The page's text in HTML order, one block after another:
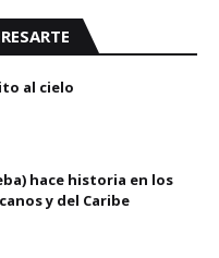
al cielo
hace historia en los
y del Caribe